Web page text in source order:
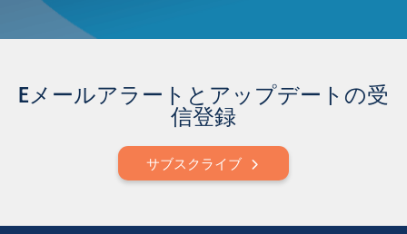
Eメールアラートとアップデートの受
信登録
サブスクライブ